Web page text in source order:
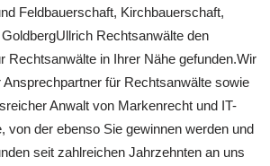
Feldbauerschaft, Kirchbauerschaft,
Rechtsanwälte den
Rechtsanwälte in Ihrer Nähe gefunden.Wir
für Rechtsanwälte sowie
Anwalt von Markenrecht und IT-
von der ebenso Sie gewinnen werden und
seit zahlreichen Jahrzehnten an uns